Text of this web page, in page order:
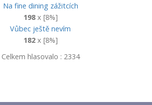
Na fine dining zážitcích
198x [8%]
Vůbec ještě nevím
182x [8%]
Celkem hlasovalo : 2334